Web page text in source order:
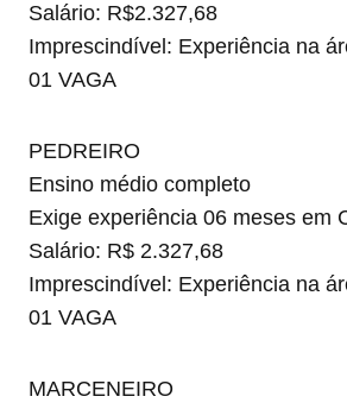
Salário: R$2.327,68
Imprescindível: Experiência na
01 VAGA
PEDREIRO
Ensino médio completo
Exige experiência 06 meses em
Salário: R$ 2.327,68
Imprescindível: Experiência na
01 VAGA
MARCENEIRO